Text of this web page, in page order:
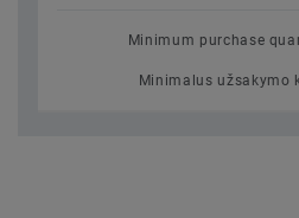
Minimum purchase
Minimalus užsakymo